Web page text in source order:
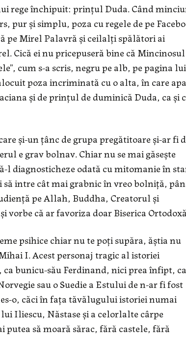
rege închipuit: prinţul Duda. Când
pur şi simplu, poza cu regele de pe
pe Mirel Palavră şi ceilalţi spălători ai
Cică ei nu pricepuseră bine că Mincinosul
cum s-a scris, negru pe alb, pe pagina
poza incriminată cu o alta, în care
şi de prinţul de duminică Duda, ca şi
şi-un ţânc de grupa pregătitoare şi-ar fi
e grav bolnav. Chiar nu se mai găseşte
l diagnosticheze odată cu mitomanie în
intre cât mai grabnic în vreo bolniţă,
pe Allah, Buddha, Creatorul şi
vorbe că ar favoriza doar Biserica
psihice chiar nu te poţi supăra, ăştia nu
I. Acest personaj tragic al istoriei
bunicu-său Ferdinand, nici prea înfipt, ca
sau o Suedie a Estului de n-ar fi fost
o, căci în faţa tăvălugului istoriei numai
Iliescu, Năstase şi a celorlalte cârpe
să moară sărac, fără castele, fără